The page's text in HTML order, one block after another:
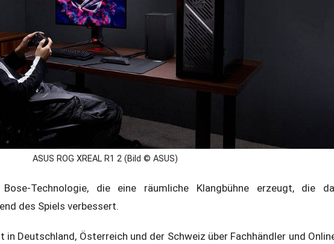
ASUS ROG XREAL R1 2 (Bild © ASUS)
Technologie, die eine räumliche Klangbühne erzeugt, die
des Spiels verbessert.
in Deutschland, Österreich und der Schweiz über Fachhändler und